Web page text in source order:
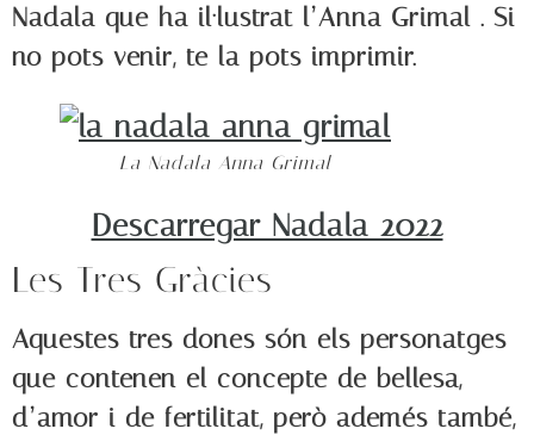
Nadala que ha il·lustrat l’Anna Grimal . Si
no pots venir, te la pots imprimir.
La Nadala Anna Grimal
Descarregar Nadala 2022
Les Tres Gràcies
Aquestes tres dones són els personatges
que contenen el concepte de bellesa,
d’amor i de fertilitat, però ademés també,